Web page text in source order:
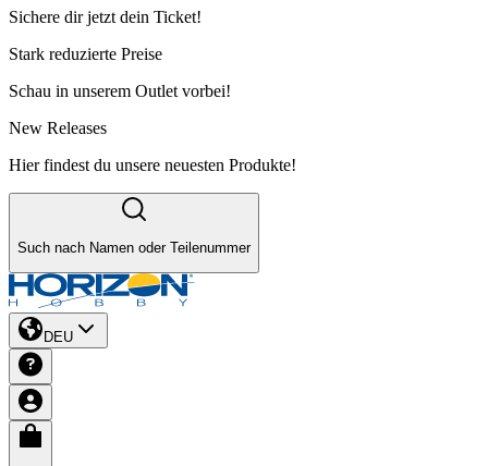
Sichere dir jetzt dein Ticket!
Stark reduzierte Preise
Schau in unserem Outlet vorbei!
New Releases
Hier findest du unsere neuesten Produkte!
Such nach Namen oder Teilenummer
DEU